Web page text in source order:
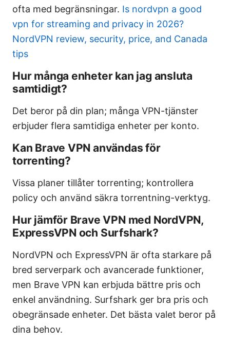
ofta med begränsningar. Is nordvpn a good
vpn for streaming and privacy in 2026?
NordVPN review, security, price, and Canada
tips
Hur många enheter kan jag ansluta
samtidigt?
Det beror på din plan; många VPN-tjänster
erbjuder flera samtidiga enheter per konto.
Kan Brave VPN användas för
torrenting?
Vissa planer tillåter torrenting; kontrollera
policy och använd säkra torrentning-verktyg.
Hur jämför Brave VPN med NordVPN,
ExpressVPN och Surfshark?
NordVPN och ExpressVPN är ofta starkare på
bred serverpark och avancerade funktioner,
men Brave VPN kan erbjuda bättre pris och
enkel användning. Surfshark ger bra pris och
obegränsade enheter. Det bästa valet beror på
dina behov.